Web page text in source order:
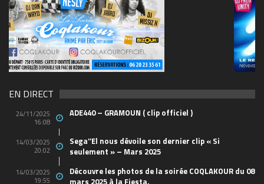
(1)
EN DIRECT
24/11/2025
16:08
ADE440 – GRAMOUN ( clip officiel )
14/03/2025
20:02
Sega’’El nous dévoile son dernier clip « Si
seulement » – Mars 2025
14/03/2025
19:55
Découvre les photos de la soirée COQLAKOUR du 08
mars 2025 à la Fiesta.